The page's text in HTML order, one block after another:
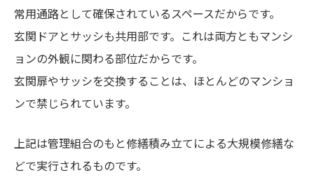
常用通路として確保されているスペースだからです。
玄関ドアとサッシも共用部です。これは両方ともマンシ
ョンの外観に関わる部位だからです。
玄関扉やサッシを交換することは、ほとんどのマンショ
ンで禁じられています。
上記は管理組合のもと修繕積み立てによる大規模修繕な
どで実行されるものです。